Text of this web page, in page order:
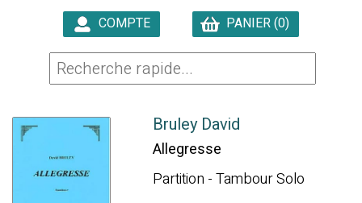
COMPTE
PANIER (0)
Bruley David
Allegresse
Partition - Tambour Solo